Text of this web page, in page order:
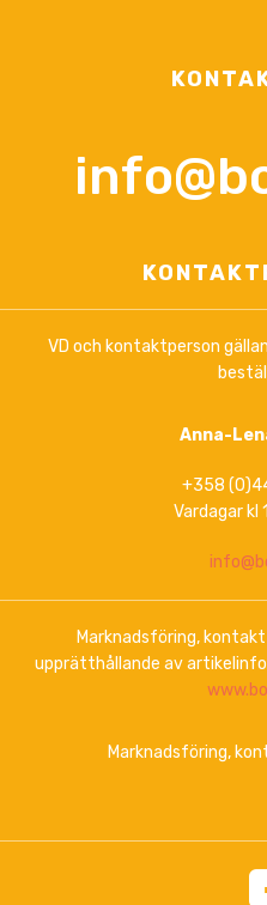
VD och kontaktperson
Anna-
+358
Vardagar kl
Marknadsföring,
upprätthållande av
Marknadsföring,